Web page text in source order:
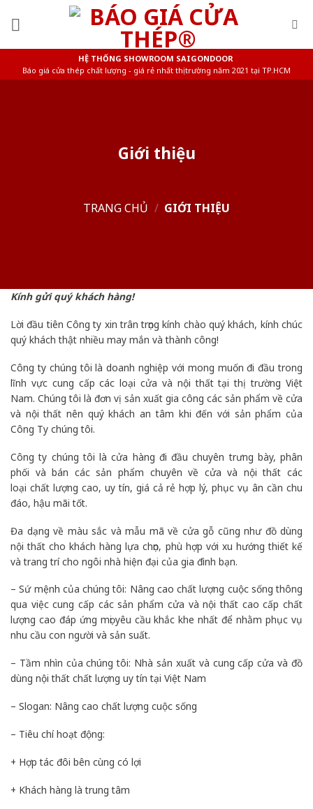
HỆ THỐNG SHOWROOM SAIGONDOOR
Báo giá cửa thép chất lượng - giá rẻ nhất thị trường năm 2021 tại TP.HCM
Giới thiệu
TRANG CHỦ / GIỚI THIỆU
Kính gửi quý khách hàng!
Lời đầu tiên Công ty xin trân trọng kính chào quý khách, kính chúc
quý khách thật nhiều may mắn và thành công!
Công ty chúng tôi là doanh nghiệp với mong muốn đi đầu trong
lĩnh vực cung cấp các loại cửa và nội thất tại thị trường Việt
Nam. Chúng tôi là đơn vị sản xuất gia công các sản phẩm về cửa
và nội thất nên quý khách an tâm khi đến với sản phẩm của
Công Ty chúng tôi.
Công ty chúng tôi là cửa hàng đi đầu chuyên trưng bày, phân
phối và bán các sản phẩm chuyên về cửa và nội thất các
loại chất lượng cao, uy tín, giá cả rẻ hợp lý, phục vụ ân cần chu
đáo, hậu mãi tốt.
Đa dạng về màu sắc và mẫu mã về cửa gỗ cũng như đồ dùng
nội thất cho khách hàng lựa chọn, phù hợp với xu hướng thiết kế
và trang trí cho ngôi nhà hiện đại của gia đình bạn.
– Sứ mệnh của chúng tôi: Nâng cao chất lượng cuộc sống thông
qua việc cung cấp các sản phẩm cửa và nội thất cao cấp chất
lượng cao đáp ứng mọi yêu cầu khắc khe nhất để nhằm phục vụ
nhu cầu con người và sản suất.
– Tầm nhìn của chúng tôi: Nhà sản xuất và cung cấp cửa và đồ
dùng nội thất chất lượng uy tín tại Việt Nam
– Slogan: Nâng cao chất lượng cuộc sống
– Tiêu chí hoạt động:
+ Hợp tác đôi bên cùng có lợi
+ Khách hàng là trung tâm